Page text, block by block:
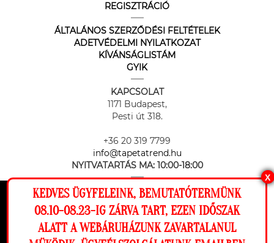
Ez a weboldal cookie-kat használ, hogy a
lehető legjobb élményt nyújtsa honlapunkon.
Beállítások
REGISZTRÁCIÓ
ÁLTALÁNOS SZERZŐDÉSI FELTÉTELEK
ADETVÉDELMI NYILATKOZAT
KÍVÁNSÁGLISTÁM
GYIK
KAPCSOLAT
1171 Budapest,
Pesti út 318.
+36 20 319 7799
info@tapetatrend.hu
NYITVATARTÁS MA: 10:00-18:00
X
KEDVES ÜGYFELEINK, BEMUTATÓTERMÜNK
08.10-08.23-IG ZÁRVA TART, EZEN IDŐSZAK
ALATT A WEBÁRUHÁZUNK ZAVARTALANUL